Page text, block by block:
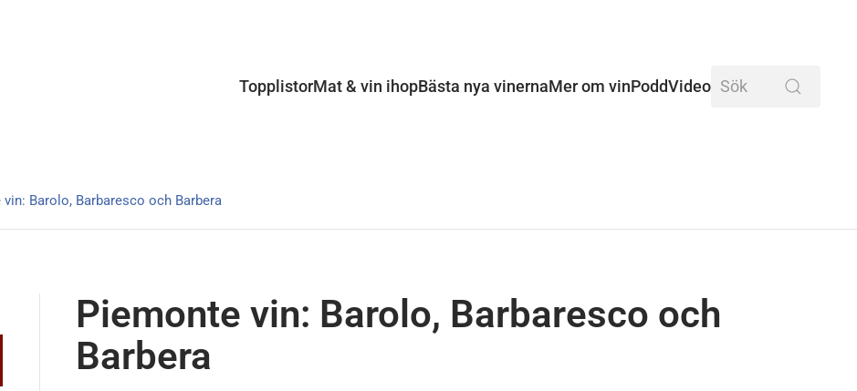
TopplistorMat & vin ihopBästa nya vinernaMer om vinPoddVideo
vin: Barolo, Barbaresco och Barbera
Piemonte vin: Barolo, Barbaresco och
Barbera